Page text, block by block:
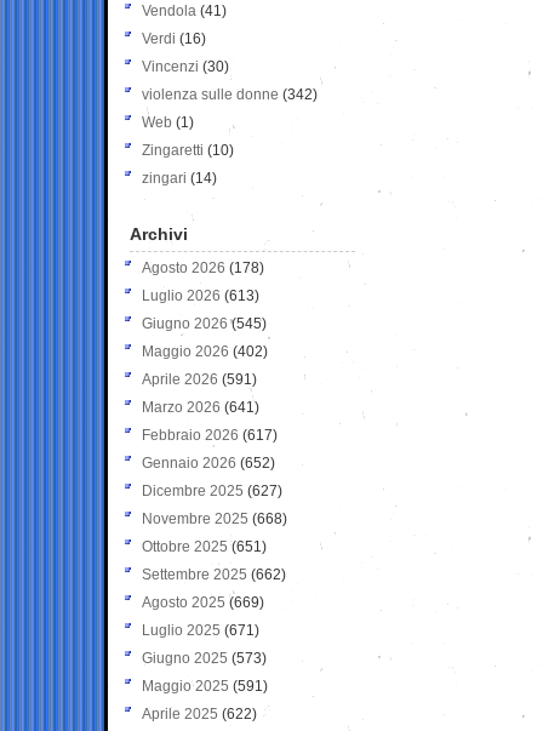
Vendola (41)
Verdi (16)
Vincenzi (30)
violenza sulle donne (342)
Web (1)
Zingaretti (10)
zingari (14)
Archivi
Agosto 2026 (178)
Luglio 2026 (613)
Giugno 2026 (545)
Maggio 2026 (402)
Aprile 2026 (591)
Marzo 2026 (641)
Febbraio 2026 (617)
Gennaio 2026 (652)
Dicembre 2025 (627)
Novembre 2025 (668)
Ottobre 2025 (651)
Settembre 2025 (662)
Agosto 2025 (669)
Luglio 2025 (671)
Giugno 2025 (573)
Maggio 2025 (591)
Aprile 2025 (622)